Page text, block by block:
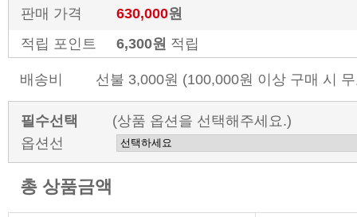
판매 가격 630,000원
적립 포인트
6,300원 적립
배송비 선불 3,000원 (100,000원 이상 구매 시
필수선택
(상품 옵션을 선택해주세요.)
옵션선
총 상품금액